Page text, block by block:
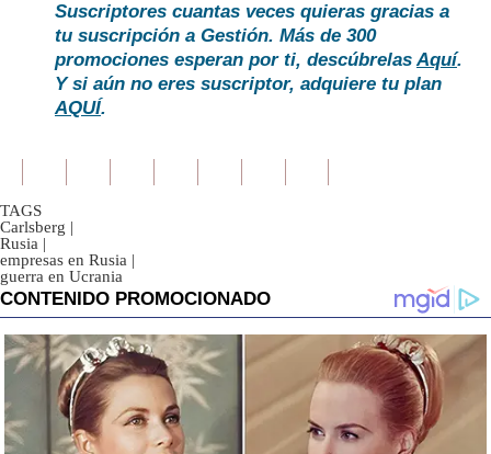
Suscriptores cuantas veces quieras gracias a
tu suscripción a Gestión. Más de 300
promociones esperan por ti, descúbrelasAquí.
Y si aún no eres suscriptor, adquiere tu plan
AQUÍ.
TAGS
Carlsberg |
Rusia |
empresas en Rusia |
guerra en Ucrania